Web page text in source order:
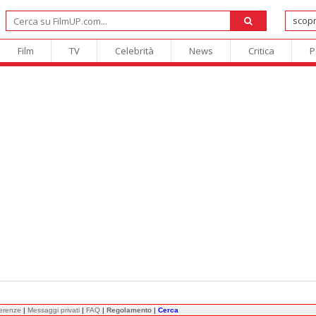
Film TV Celebrità News Critica
| Messaggi privati | FAQ | Regolamento | Cerca